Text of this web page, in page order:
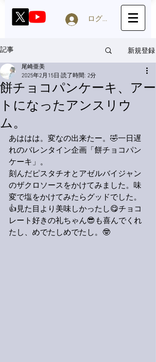
ログイン
記事 新規登録
餅チョコパンケーキ、アー
トになったアンスリウ
ム。
尾崎亜美
2025年2月15日 読了時間: 2分
あははは。変なの出来たー。🤣一日遅
れのバレンタイン企画「餅チョコパン
ケーキ」。
刻んだピスタチオとアゼルバイジャン
のザクロソースをかけてみました。味
変で塩をかけてみたらグッドでした。
👍見た目より美味しかったし😋チョコ
レート好きの礼ちゃん😎も喜んでくれ
たし、めでたしめでたし。🤓